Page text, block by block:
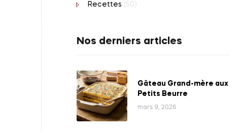
Recettes (50)
Nos derniers articles
Gâteau Grand-mère aux
Petits Beurre
mars 9, 2026